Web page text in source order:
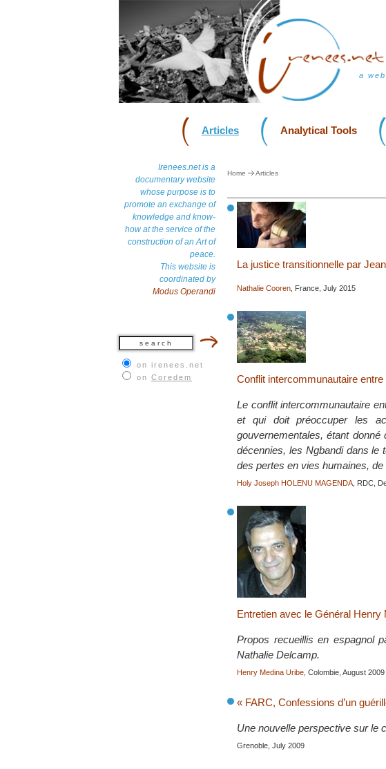
a
Articles Analytical Tools
Irenees.net is a
documentary website
whose purpose is to
promote an exchange of
knowledge and know-
how at the service of the
construction of an Art of
peace.
This website is
coordinated by
Modus Operandi
on irenees.net
on Coredem
Home Articles
La justice transitionnelle par
Nathalie Cooren , France, July 2015
Conflit intercommunautaire
Le conflit intercommunautaire
et qui doit préoccuper les
gouvernementales, étant
décennies, les Ngbandi dans le
des pertes en vies humaines,
Holy Joseph HOLENU MAGENDA , RDC,
Entretien avec le Général Henry
Propos recueillis en espagnol
Nathalie Delcamp.
Henry Medina Uribe , Colombie, August 2009
« FARC, Confessions d’un
Une nouvelle perspective sur le
Grenoble, July 2009